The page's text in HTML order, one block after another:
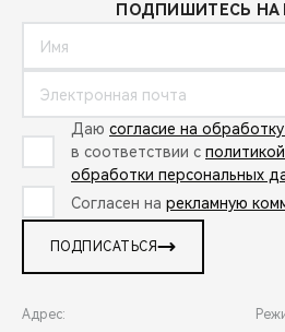
ПОДПИШИТЕСЬ НА
Даю согласие на
в соответствии с
обработки персональных
Согласен на рекламную
ПОДПИСАТЬСЯ
Адрес: